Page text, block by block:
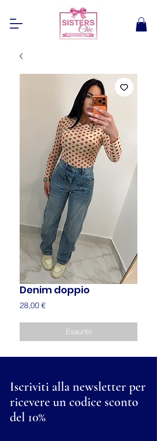
Denim doppio
28,00 €Prezzo
Esaurito
Iscriviti alla newsletter per
ricevere un codice sconto
del 10%